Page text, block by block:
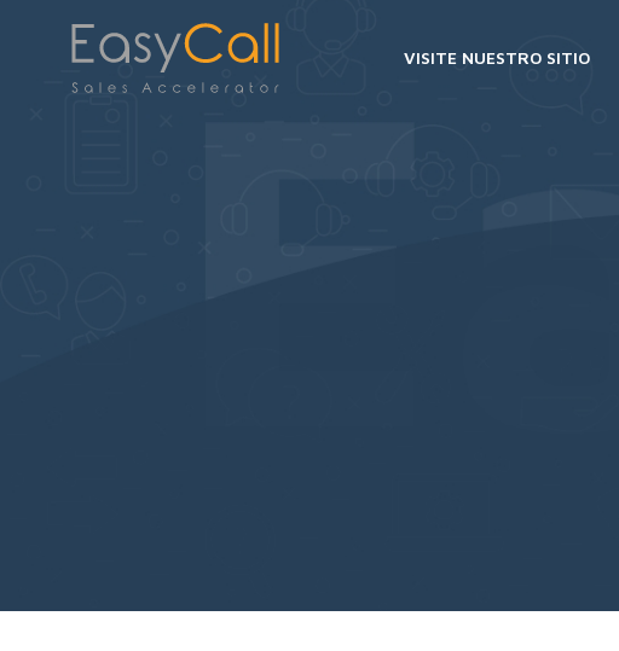
VISITE NUESTRO SITIO